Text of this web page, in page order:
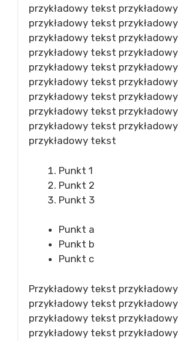
przykładowy tekst
przykładowy tekst
przykładowy tekst
przykładowy tekst
przykładowy tekst
przykładowy tekst
przykładowy tekst
przykładowy tekst
przykładowy tekst
przykładowy tekst
Punkt 1
Punkt 2
Punkt 3
Punkt a
Punkt b
Punkt c
Przykładowy tekst
przykładowy tekst
przykładowy tekst
przykładowy tekst